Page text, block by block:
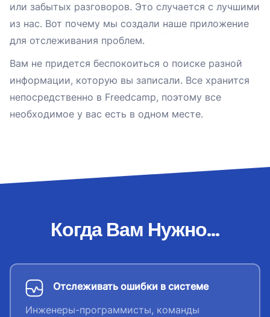
или забытых разговоров. Это случается с лучшими
из нас. Вот почему мы создали наше приложение
для отслеживания проблем.
Вам не придется беспокоиться о поиске разной
информации, которую вы записали. Все хранится
непосредственно в Freedcamp, поэтому все
необходимое у вас есть в одном месте.
Когда Вам Нужно...
Отслеживать ошибки в системе
Инженеры-программисты, команды